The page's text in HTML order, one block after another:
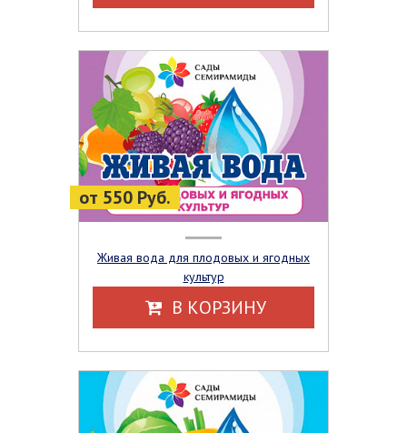
от 550 Руб.
Живая вода для плодовых и ягодных
культур
В КОРЗИНУ